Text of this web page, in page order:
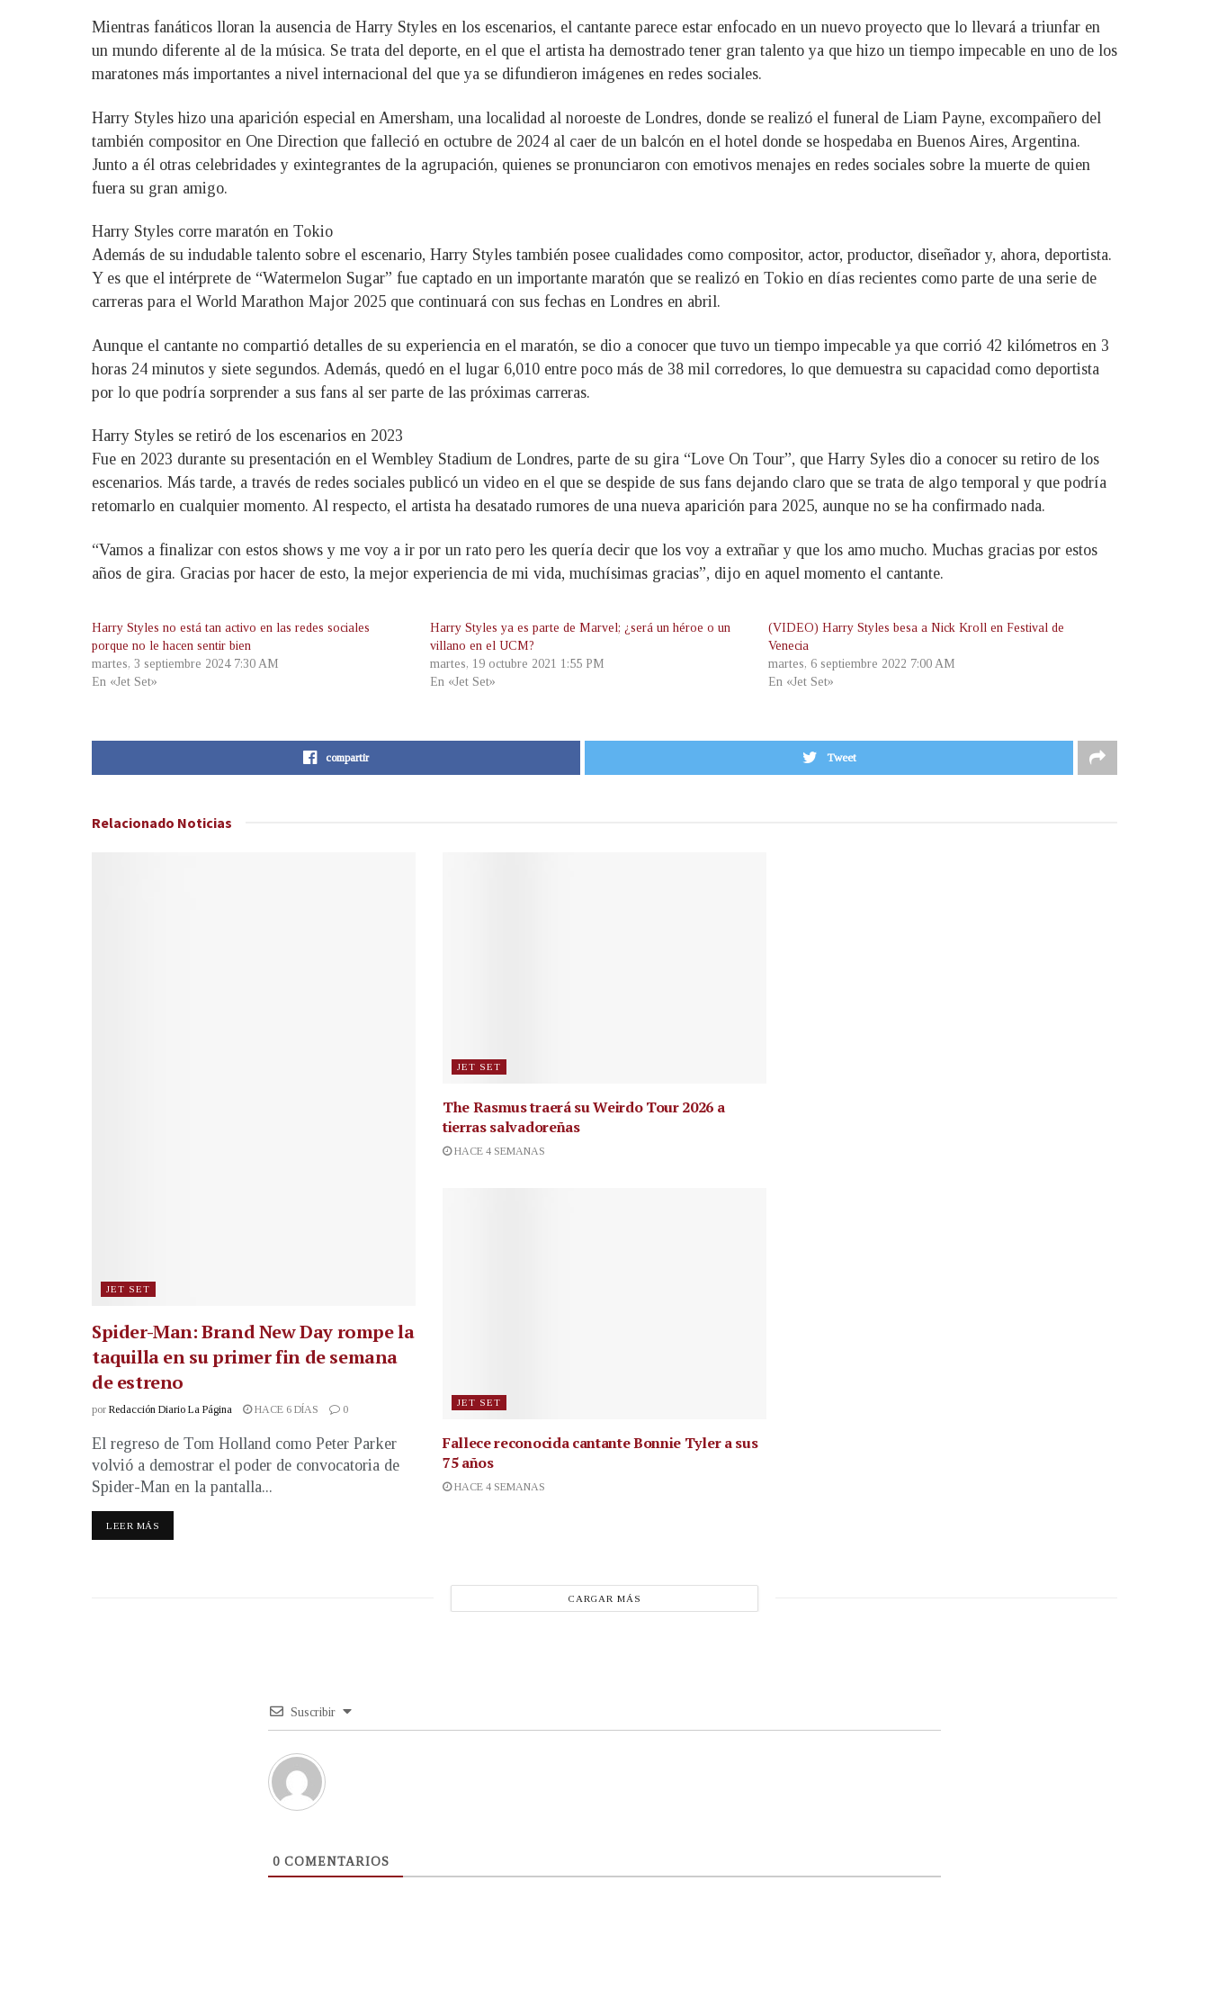
Mientras fanáticos lloran la ausencia de Harry Styles en los escenarios, el cantante parece estar enfocado en un nuevo proyecto que lo llevará a triunfar en
un mundo diferente al de la música. Se trata del deporte, en el que el artista ha demostrado tener gran talento ya que hizo un tiempo impecable en uno de los
maratones más importantes a nivel internacional del que ya se difundieron imágenes en redes sociales.
Harry Styles hizo una aparición especial en Amersham, una localidad al noroeste de Londres, donde se realizó el funeral de Liam Payne, excompañero del
también compositor en One Direction que falleció en octubre de 2024 al caer de un balcón en el hotel donde se hospedaba en Buenos Aires, Argentina.
Junto a él otras celebridades y exintegrantes de la agrupación, quienes se pronunciaron con emotivos menajes en redes sociales sobre la muerte de quien
fuera su gran amigo.
Harry Styles corre maratón en Tokio
Además de su indudable talento sobre el escenario, Harry Styles también posee cualidades como compositor, actor, productor, diseñador y, ahora, deportista.
Y es que el intérprete de “Watermelon Sugar” fue captado en un importante maratón que se realizó en Tokio en días recientes como parte de una serie de
carreras para el World Marathon Major 2025 que continuará con sus fechas en Londres en abril.
Aunque el cantante no compartió detalles de su experiencia en el maratón, se dio a conocer que tuvo un tiempo impecable ya que corrió 42 kilómetros en 3
horas 24 minutos y siete segundos. Además, quedó en el lugar 6,010 entre poco más de 38 mil corredores, lo que demuestra su capacidad como deportista
por lo que podría sorprender a sus fans al ser parte de las próximas carreras.
Harry Styles se retiró de los escenarios en 2023
Fue en 2023 durante su presentación en el Wembley Stadium de Londres, parte de su gira “Love On Tour”, que Harry Syles dio a conocer su retiro de los
escenarios. Más tarde, a través de redes sociales publicó un video en el que se despide de sus fans dejando claro que se trata de algo temporal y que podría
retomarlo en cualquier momento. Al respecto, el artista ha desatado rumores de una nueva aparición para 2025, aunque no se ha confirmado nada.
“Vamos a finalizar con estos shows y me voy a ir por un rato pero les quería decir que los voy a extrañar y que los amo mucho. Muchas gracias por estos
años de gira. Gracias por hacer de esto, la mejor experiencia de mi vida, muchísimas gracias”, dijo en aquel momento el cantante.
Harry Styles no está tan activo en las redes sociales
porque no le hacen sentir bien
martes, 3 septiembre 2024 7:30 AM
En «Jet Set»
Harry Styles ya es parte de Marvel; ¿será un héroe o un
villano en el UCM?
martes, 19 octubre 2021 1:55 PM
En «Jet Set»
(VIDEO) Harry Styles besa a Nick Kroll en Festival de
Venecia
martes, 6 septiembre 2022 7:00 AM
En «Jet Set»
compartir Tweet
Relacionado Noticias
JET SET
Spider-Man: Brand New Day rompe la
taquilla en su primer fin de semana
de estreno
por Redacción Diario La Página HACE 6 DÍAS 0
El regreso de Tom Holland como Peter Parker
volvió a demostrar el poder de convocatoria de
Spider-Man en la pantalla...
LEER MÁS
JET SET
The Rasmus traerá su Weirdo Tour 2026 a
tierras salvadoreñas
HACE 4 SEMANAS
JET SET
Fallece reconocida cantanteBonnie Tyler a sus
75 años
HACE 4 SEMANAS
CARGAR MÁS
Suscribir
0 COMENTARIOS